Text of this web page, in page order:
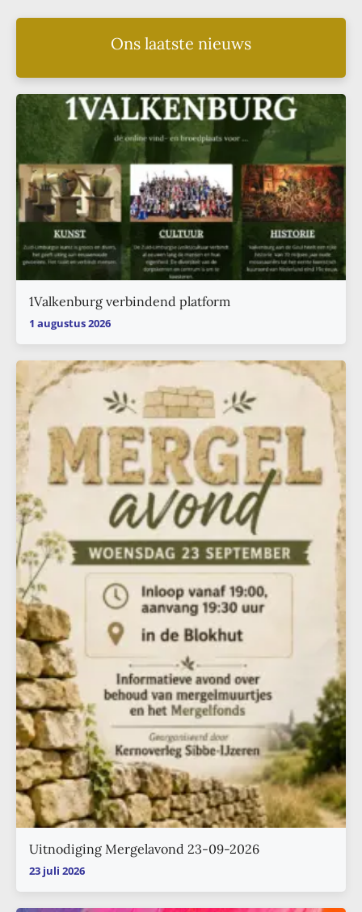
Ons laatste nieuws
1Valkenburg verbindend platform
1 augustus 2026
Uitnodiging Mergelavond 23-09-2026
23 juli 2026